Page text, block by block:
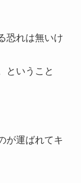
恐れは無いけ
ということ
が運ばれてキ